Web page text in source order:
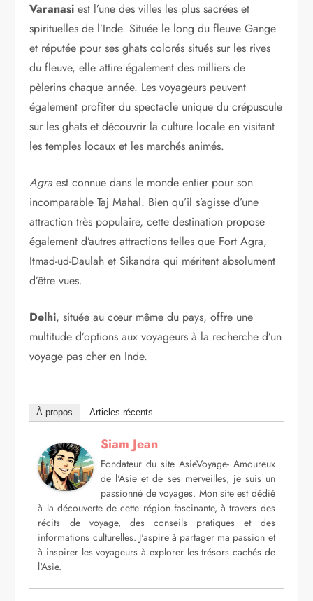
Varanasi est l’une des villes les plus sacrées et
spirituelles de l’Inde. Située le long du fleuve Gange
et réputée pour ses ghats colorés situés sur les rives
du fleuve, elle attire également des milliers de
pèlerins chaque année. Les voyageurs peuvent
également profiter du spectacle unique du crépuscule
sur les ghats et découvrir la culture locale en visitant
les temples locaux et les marchés animés.
Agra est connue dans le monde entier pour son
incomparable Taj Mahal. Bien qu’il s’agisse d’une
attraction très populaire, cette destination propose
également d’autres attractions telles que Fort Agra,
Itmad-ud-Daulah et Sikandra qui méritent absolument
d’être vues.
Delhi, située au cœur même du pays, offre une
multitude d’options aux voyageurs à la recherche d’un
voyage pas cher en Inde.
À propos Articles récents
Siam Jean
Fondateur du site AsieVoyage- Amoureux
de l'Asie et de ses merveilles, je suis un
passionné de voyages. Mon site est dédié
à la découverte de cette région fascinante, à travers des
récits de voyage, des conseils pratiques et des
informations culturelles. J'aspire à partager ma passion et
à inspirer les voyageurs à explorer les trésors cachés de
l'Asie.